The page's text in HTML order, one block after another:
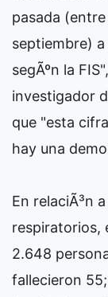
pasada
septiembre)
segÃºn la
investigador
que "esta
hay una
En relaciÃ³n
respiratorios,
2.648
fallecieron